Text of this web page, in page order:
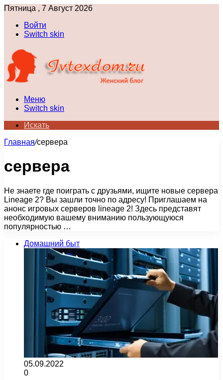
Пятница , 7 Август 2026
Войти
Switch skin
Меню
Switch skin
Искать
Главная/сервера
сервера
Не знаете где поиграть с друзьями, ищите новые сервера
Lineage 2? Вы зашли точно по адресу! Приглашаем на
анонс игровых серверов lineage 2! Здесь представят
необходимую вашему вниманию пользующуюся
популярностью …
Домашний быт
05.09.2022
0